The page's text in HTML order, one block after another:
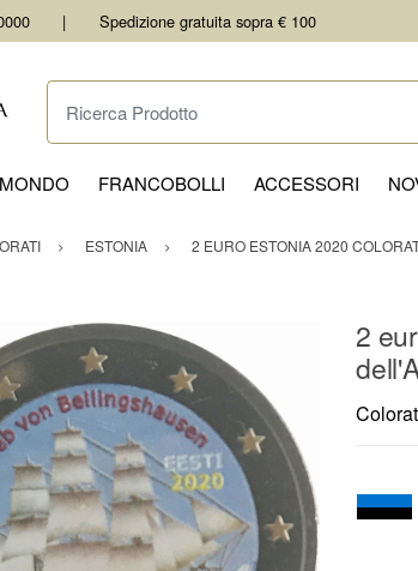
Spedizione gratuita sopra € 100
Ricerca Prodotto
FRANCOBOLLI ACCESSORI
ESTONIA 2 EURO ESTONIA 2020
2